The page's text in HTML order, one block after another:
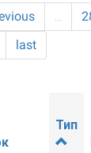
…
last
Тип